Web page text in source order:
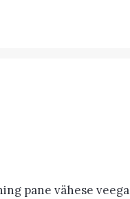
pane vähese veega